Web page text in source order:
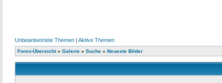
Unbeantwortete Themen | Aktive Themen
Foren-Übersicht» Galerie » Suche » Neueste Bilder